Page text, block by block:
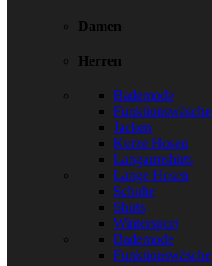
Damen
Herren
Bademode
Funktionswäsche
Jacken
Kurze Hosen
Langarmshirts
Lange Hosen
Schuhe
Shirts
Wintersport
Bademode
Funktionswäsche